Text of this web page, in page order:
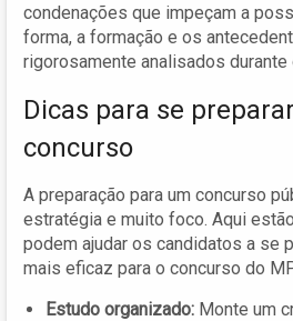
condenações que impeçam a
forma, a formação e os
rigorosamente analisados
Dicas para se
concurso
A preparação para um concurso
estratégia e muito foco. Aqui
podem ajudar os candidatos a se
mais eficaz para o concurso do
Estudo organizado: Monte um